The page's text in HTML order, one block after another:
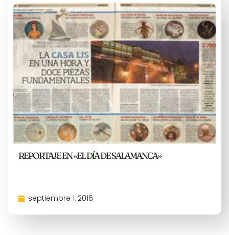
REPORTAJE EN «EL DÍA DE SALAMANCA»
septiembre 1, 2016